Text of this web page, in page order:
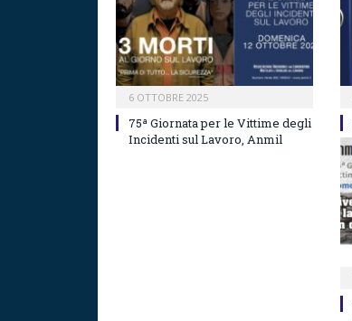
6 OTTOBRE 2025
75ª Giornata per le Vittime degli
Incidenti sul Lavoro, Anmil